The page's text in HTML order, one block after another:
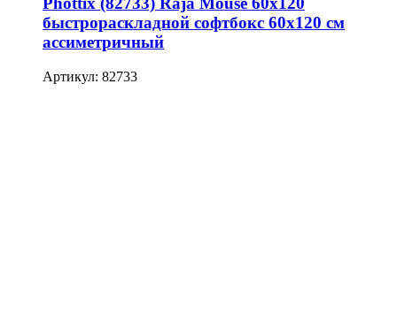
быстрораскладной софтбокс 60х120 см
ассиметричный
Артикул: 82733